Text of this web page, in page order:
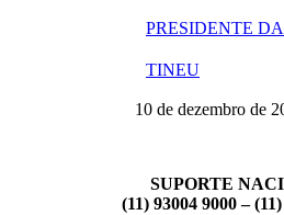
PRESIDENTE
TINEU
10 de dezembro de
SUPORTE
(11) 93004 9000 –